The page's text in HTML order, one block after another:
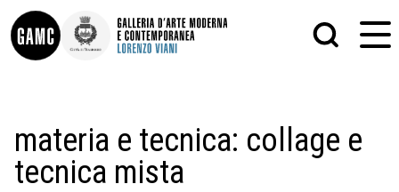
CONTATTI
DIDATTICA
SHOP
GRAFICA
PITTURA
materia e tecnica: collage e
tecnica mista